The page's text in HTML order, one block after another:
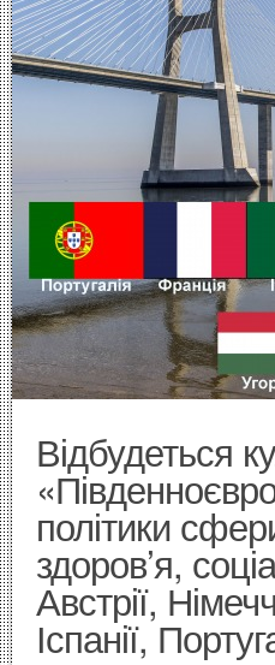
Відбудеться
політики
здоров’я,
Австрії,
Іспанії,